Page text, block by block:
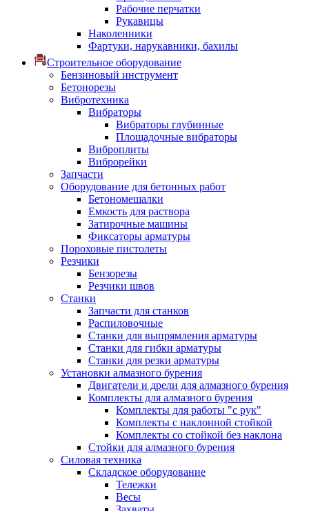
Рабочие перчатки
Рукавицы
Наколенники
Фартуки, нарукавники, бахилы
Строительное оборудование
Бензиновый инструмент
Бетонорезы
Вибротехника
Вибраторы
Вибраторы глубинные
Площадочные вибраторы
Виброплиты
Виброрейки
Запчасти
Оборудование для бетонных работ
Бетономешалки
Емкость для раствора
Затирочные машины
Фиксаторы арматуры
Пороховые пистолеты
Резчики
Бензорезы
Резчики швов
Станки
Запчасти для станков
Распиловочные
Станки для выпрямления арматуры
Станки для гибки арматуры
Станки для резки арматуры
Установки алмазного бурения
Двигатели и дрели для алмазного бурения
Комплекты для алмазного бурения
Комплекты для работы "с рук"
Комплекты с наклонной стойкой
Комплекты со стойкой без наклона
Стойки для алмазного бурения
Силовая техника
Складское оборудование
Тележки
Весы